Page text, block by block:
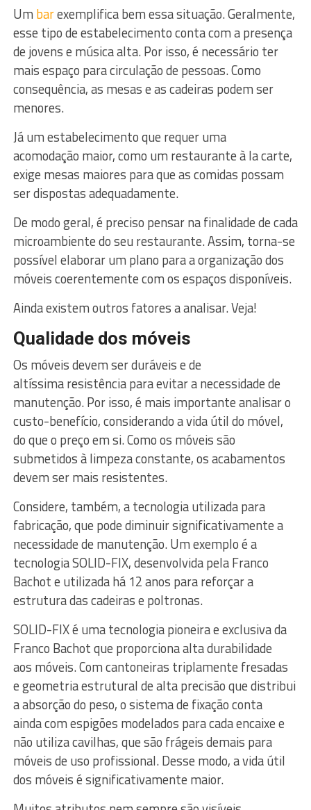
Um barexemplifica bem essa situação. Geralmente,
esse tipo de estabelecimento conta com a presença
de jovens e música alta. Por isso, é necessário ter
mais espaço para circulação de pessoas. Como
consequência, as mesas e as cadeiras podem ser
menores.
Já um estabelecimento que requer uma
acomodação maior, como um restaurante à la carte,
exige mesas maiores para que as comidas possam
ser dispostas adequadamente.
De modo geral, é preciso pensar na finalidade de cada
microambiente do seu restaurante. Assim, torna-se
possível elaborar um plano para a organização dos
móveis coerentemente com os espaços disponíveis.
Ainda existem outros fatores a analisar. Veja!
Qualidade dos móveis
Os móveis devem ser duráveis e de
altíssima resistência para evitar a necessidade de
manutenção. Por isso, é mais importante analisar o
custo-benefício, considerando a vida útil do móvel,
do que o preço em si. Como os móveis são
submetidos à limpeza constante, os acabamentos
devem ser mais resistentes.
Considere, também, a tecnologia utilizada para
fabricação, que pode diminuir significativamente a
necessidade de manutenção. Um exemplo é a
tecnologia SOLID-FIX, desenvolvida pela Franco
Bachot e utilizada há 12 anos para reforçar a
estrutura das cadeiras e poltronas.
SOLID-FIX é uma tecnologia pioneira e exclusiva da
Franco Bachot que proporciona alta durabilidade
aos móveis. Com cantoneiras triplamente fresadas
e geometria estrutural de alta precisão que distribui
a absorção do peso, o sistema de fixação conta
ainda com espigões modelados para cada encaixe e
não utiliza cavilhas, que são frágeis demais para
móveis de uso profissional. Desse modo, a vida útil
dos móveis é significativamente maior.